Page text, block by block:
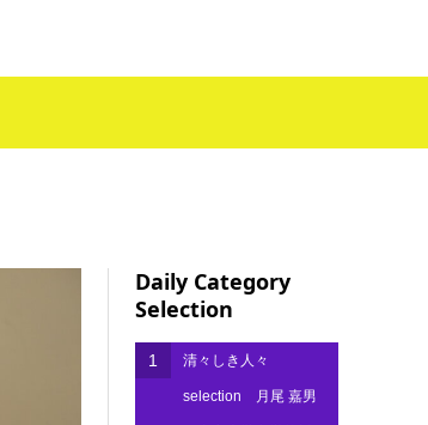
Daily Category
Selection
1 清々しき人々
selection 月尾 嘉男